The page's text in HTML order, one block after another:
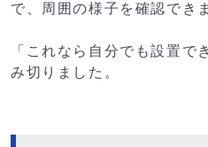
で、周囲の様子を確認でき
「これなら自分でも設置で
み切りました。